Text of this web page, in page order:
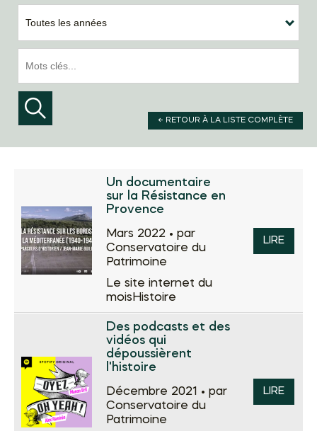
Toutes les années
← RETOUR À LA LISTE COMPLÈTE
Un documentaire
sur la Résistance en
Provence
Mars 2022 • par
Conservatoire du
Patrimoine
Le site internet du
mois Histoire
LIRE
Des podcasts et des
vidéos qui
dépoussièrent
l'histoire
Décembre 2021 • par
Conservatoire du
Patrimoine
LIRE